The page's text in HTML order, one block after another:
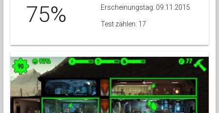
75% Erscheinungstag: 09.11.2015
Test zählen: 17